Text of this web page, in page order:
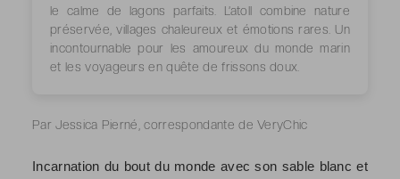
le calme de lagons parfaits. L’atoll combine nature
préservée, villages chaleureux et émotions rares. Un
incontournable pour les amoureux du monde marin
et les voyageurs en quête de frissons doux.
Par Jessica Pierné, correspondante de VeryChic
Incarnation du bout du monde avec son sable blanc et